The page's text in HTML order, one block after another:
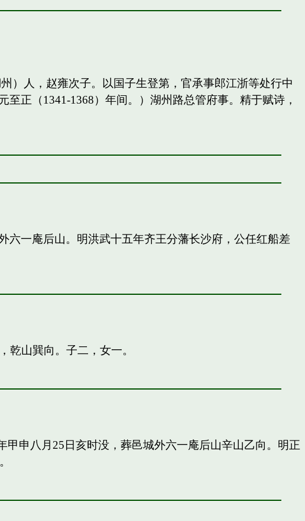
）人，赵雍次子。以国子生登第，官承事郎江浙等处行中
正（1341-1368）年间。）湖州路总管府事。精于赋诗，
六一庵后山。明洪武十五年齐王分藩长沙府，公任红船差
乾山巽向。子二，女一。
申八月25日亥时没，葬邑城外六一庵后山辛山乙向。明正